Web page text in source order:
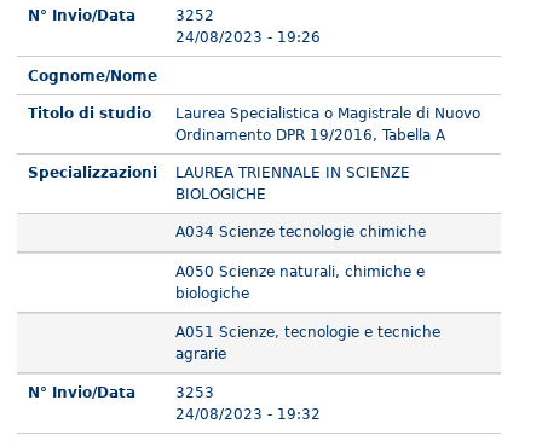
N° Invio/Data
3252
24/08/2023 - 19:26
Cognome/Nome
Titolo di studio
Laurea Specialistica o Magistrale di Nuovo
Ordinamento DPR 19/2016, Tabella A
Specializzazioni
LAUREA TRIENNALE IN SCIENZE
BIOLOGICHE
A034 Scienze tecnologie chimiche
A050 Scienze naturali, chimiche e
biologiche
A051 Scienze, tecnologie e tecniche
agrarie
N° Invio/Data
3253
24/08/2023 - 19:32